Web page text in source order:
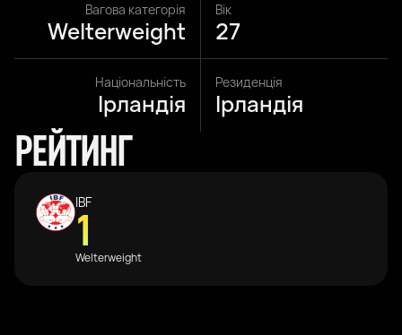
Вагова категорія
Welterweight
Вік
27
Національність
Ірландія
Резиденція
Ірландія
РЕЙТИНГ
IBF
1
Welterweight